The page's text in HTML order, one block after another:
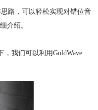
路，可以轻松实现对错位音
介绍。
我们可以利用GoldWave